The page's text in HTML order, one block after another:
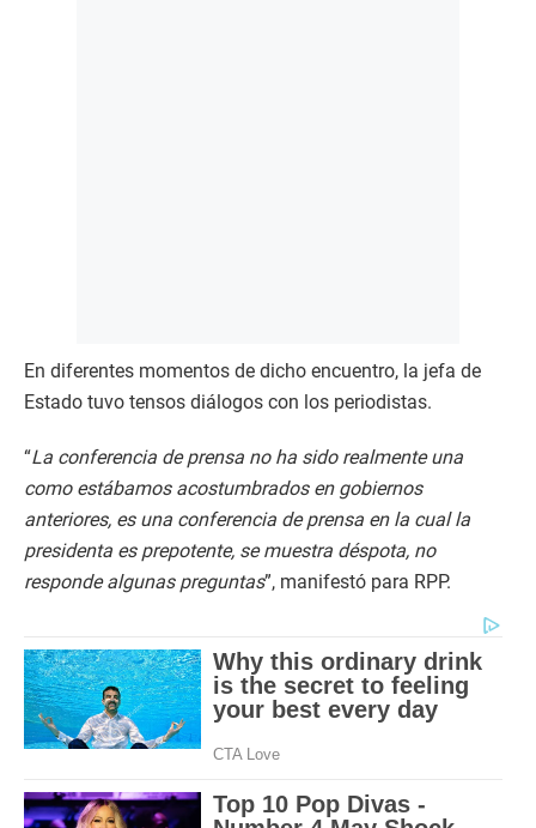
En diferentes momentos de dicho encuentro, la jefa de
Estado tuvo tensos diálogos con los periodistas.
“La conferencia de prensa no ha sido realmente una
como estábamos acostumbrados en gobiernos
anteriores, es una conferencia de prensa en la cual la
presidenta es prepotente, se muestra déspota, no
responde algunas preguntas”, manifestó para RPP.